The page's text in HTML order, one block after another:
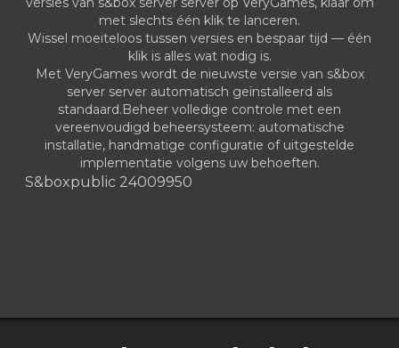
met slechts één klik te lanceren.
Wissel moeiteloos tussen versies en bespaar tijd — één
klik is alles wat nodig is.
Met VeryGames wordt de nieuwste versie van s&box
server server automatisch geïnstalleerd als
standaard.Beheer volledige controle met een
vereenvoudigd beheersysteem: automatische
installatie, handmatige configuratie of uitgestelde
implementatie volgens uw behoeften.
S&boxpublic 24009950